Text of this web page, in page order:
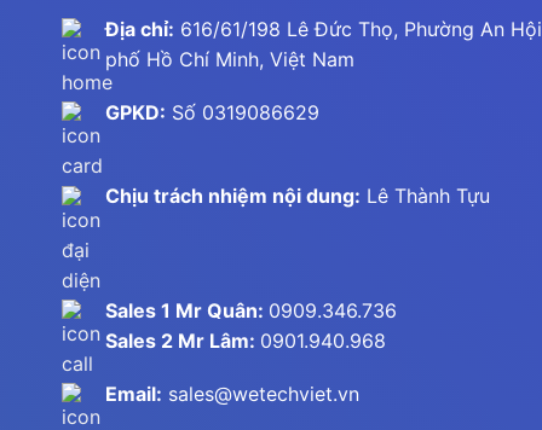
Mang
treo
Vận
hoạt
Tiết
thiết bị
đều
Nhờ
dùng tin
Các
Địa chỉ: 616/61/198 Lê Đức Thọ, Phường An
phố Hồ Chí Minh, Việt Nam
GPKD: Số 0319086629
Chịu trách nhiệm nội dung: Lê Thành Tựu
Sales 1 Mr Quân: 0909.346.736
Sales 2 Mr Lâm: 0901.940.968
Email: sales@wetechviet.vn